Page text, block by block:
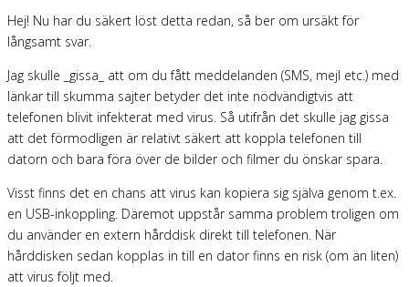
Hej! Nu har du säkert löst detta redan, så ber om ursäkt för
långsamt svar.
Jag skulle _gissa_ att om du fått meddelanden (SMS, mejl etc.) med
länkar till skumma sajter betyder det inte nödvändigtvis att
telefonen blivit infekterat med virus. Så utifrån det skulle jag gissa
att det förmodligen är relativt säkert att koppla telefonen till
datorn och bara föra över de bilder och filmer du önskar spara.
Visst finns det en chans att virus kan kopiera sig själva genom t.ex.
en USB-inkoppling. Däremot uppstår samma problem troligen om
du använder en extern hårddisk direkt till telefonen. När
hårddisken sedan kopplas in till en dator finns en risk (om än liten)
att virus följt med.